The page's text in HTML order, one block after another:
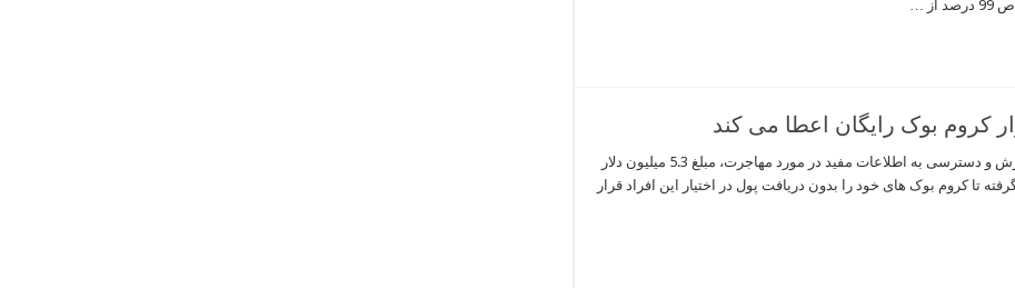
…
گوگل به منظور ایجاد امکانات لازم برای آموزش و دسترسی به اطلاعات مفید در مورد مهاجرت، مبلغ 5.3 میلیون دلار
تا کروم بوک های خود را بدون دریافت پول در اختیار این افراد قرار